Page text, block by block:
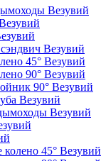
Везувий
Везувий
45° Везувий
90° Везувий
90° Везувий
Везувий
Везувий
45° Везувий